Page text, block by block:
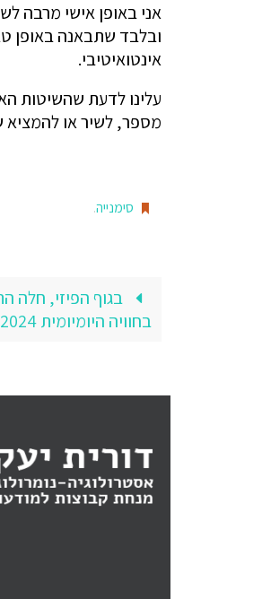
אני באופן אישי מרבה
ובלבד שתבאנה באופן
אינטואיטיבי.
עלינו לדעת שהשיטות
מספר, לשיר או להמציא
סימנייה.
בגוף הפיזי, חלה
בחוויה היומיומית 11.4.2024